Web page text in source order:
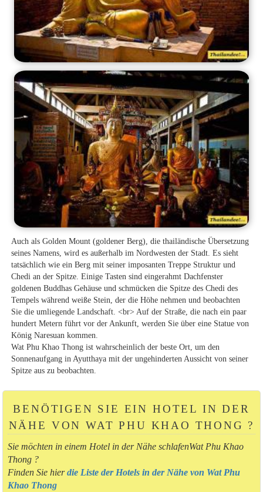
Auch als Golden Mount (goldener Berg), die thailändische Übersetzung
seines Namens, wird es außerhalb im Nordwesten der Stadt. Es sieht
tatsächlich wie ein Berg mit seiner imposanten Treppe Struktur und
Chedi an der Spitze. Einige Tasten sind eingerahmt Dachfenster
goldenen Buddhas Gehäuse und schmücken die Spitze des Chedi des
Tempels während weiße Stein, der die Höhe nehmen und beobachten
Sie die umliegende Landschaft. <br> Auf der Straße, die nach ein paar
hundert Metern führt vor der Ankunft, werden Sie über eine Statue von
König Naresuan kommen.
Wat Phu Khao Thong ist wahrscheinlich der beste Ort, um den
Sonnenaufgang in Ayutthaya mit der ungehinderten Aussicht von seiner
Spitze aus zu beobachten.
BENÖTIGEN SIE EIN HOTEL IN DER
NÄHE VON WAT PHU KHAO THONG ?
Sie möchten in einem Hotel in der Nähe schlafenWat Phu Khao
Thong ?
Finden Sie hierdie Liste der Hotels in der Nähe von Wat Phu
Khao Thong